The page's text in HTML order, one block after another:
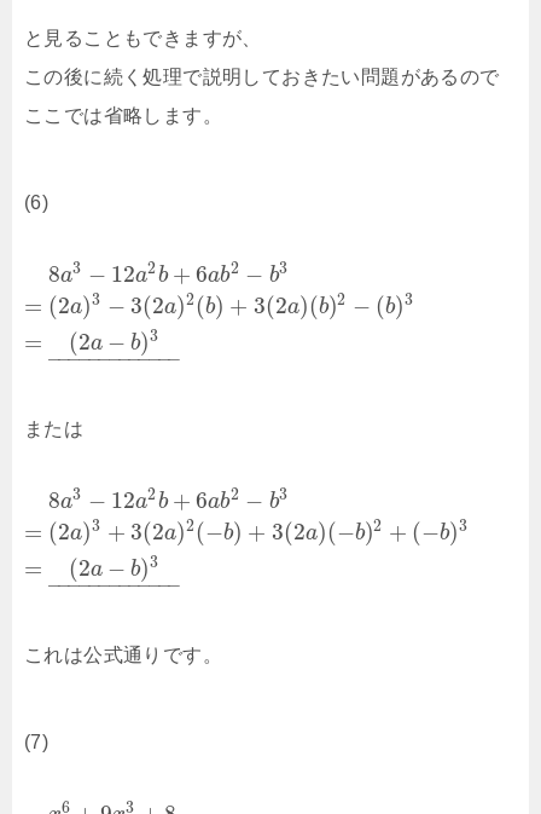
と見ることもできますが、
この後に続く処理で説明しておきたい問題があるので
ここでは省略します。
(6)
8a3 − 12a2b + 6ab2 − b3
= (2a)3 − 3(2a)2(b) + 3(2a)(b)2 − (b)3
= (2a − b)3
– –
–––––––––––
または
8a3 − 12a2b + 6ab2 − b3
= (2a)3 + 3(2a)2(−b) + 3(2a)(−b)2 + (−b)3
= (2a − b)3
– –
–––––––––––
これは公式通りです。
(7)
6 3